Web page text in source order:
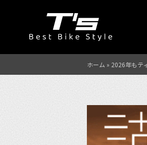
ホーム » 2026年もテ